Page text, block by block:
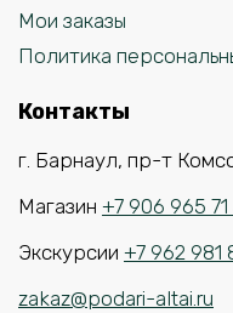
Мои заказы
Политика
Контакты
г. Барнаул, пр-т
Магазин +7 906 965 71
Экскурсии +7 962 981
zakaz@podari-altai.ru